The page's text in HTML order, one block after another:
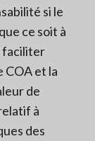
si le
ce soit à
faciliter
COA et la
de
à
des